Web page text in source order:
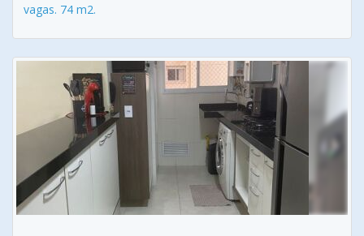
vagas. 74 m2.